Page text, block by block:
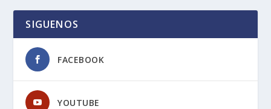
SIGUENOS
FACEBOOK
YOUTUBE